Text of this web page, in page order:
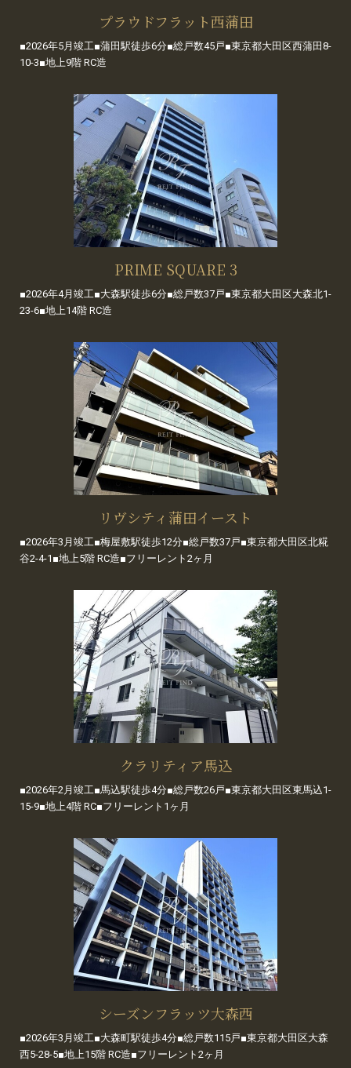
プラウドフラット西蒲田
■2026年5月竣工■蒲田駅徒歩6分■総戸数45戸■東京都大田区西蒲田8-
10-3■地上9階 RC造
PRIME SQUARE 3
■2026年4月竣工■大森駅徒歩6分■総戸数37戸■東京都大田区大森北1-
23-6■地上14階 RC造
リヴシティ蒲田イースト
■2026年3月竣工■梅屋敷駅徒歩12分■総戸数37戸■東京都大田区北糀
谷2-4-1■地上5階 RC造■フリーレント2ヶ月
クラリティア馬込
■2026年2月竣工■馬込駅徒歩4分■総戸数26戸■東京都大田区東馬込1-
15-9■地上4階 RC■フリーレント1ヶ月
シーズンフラッツ大森西
■2026年3月竣工■大森町駅徒歩4分■総戸数115戸■東京都大田区大森
西5-28-5■地上15階 RC造■フリーレント2ヶ月